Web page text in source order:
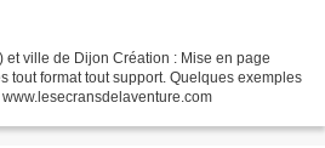
ville de Dijon Création : Mise en page
tout format tout support. Quelques exemples